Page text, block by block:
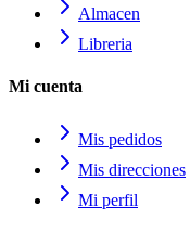
Almacen
Libreria
Mi cuenta
Mis pedidos
Mis direcciones
Mi perfil